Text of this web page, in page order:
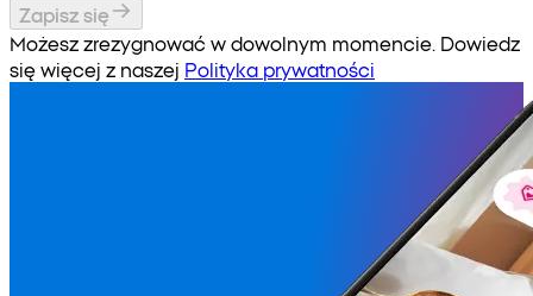
Zapisz się
Możesz zrezygnować w dowolnym momencie. Dowiedz
się więcej z naszej Polityka prywatności